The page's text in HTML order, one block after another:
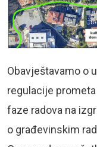
Obavještavamo o
regulacije
faze radova na
o građevinskim